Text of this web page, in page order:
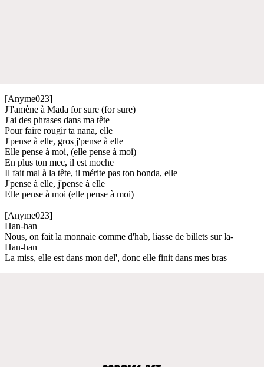
[Anyme023]
J'l'amène à Mada for sure (for sure)
J'ai des phrases dans ma tête
Pour faire rougir ta nana, elle
J'pense à elle, gros j'pense à elle
Elle pense à moi, (elle pense à moi)
En plus ton mec, il est moche
Il fait mal à la tête, il mérite pas ton bonda, elle
J'pense à elle, j'pense à elle
Elle pense à moi (elle pense à moi)
[Anyme023]
Han-han
Nous, on fait la monnaie comme d'hab, liasse de billets sur la-
Han-han
La miss, elle est dans mon del', donc elle finit dans mes bras